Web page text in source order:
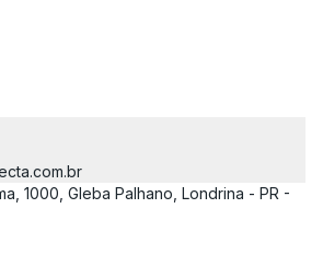
1000, Gleba Palhano, Londrina - PR -